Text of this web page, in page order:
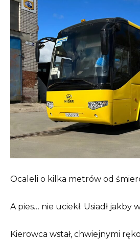
Ocaleli o kilka metrów od
A pies… nie uciekł. Usiadł jakby
Kierowca wstał, chwiejnymi